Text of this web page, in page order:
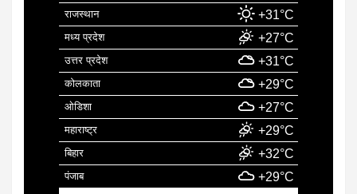
राजस्थान +31°C
मध्य प्रदेश +27°C
उत्तर प्रदेश +31°C
कोलकाता +29°C
ओडिशा +27°C
महाराष्ट्र +29°C
बिहार +32°C
पंजाब +29°C